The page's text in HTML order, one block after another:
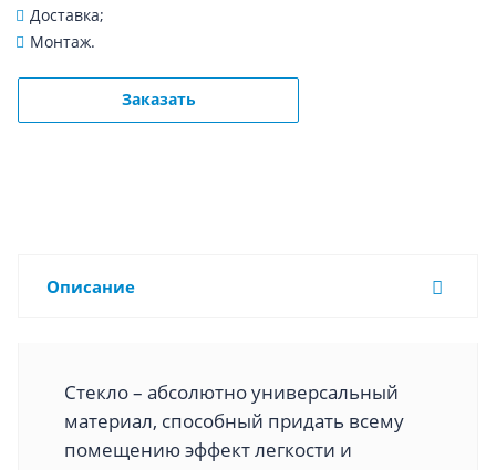
Доставка;
Монтаж.
Заказать
Описание
Стекло – абсолютно универсальный
материал, способный придать всему
помещению эффект легкости и